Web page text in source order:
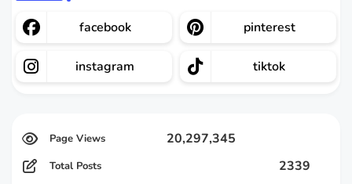
facebook pinterest
instagram tiktok
20,297,345
Total Posts 2339